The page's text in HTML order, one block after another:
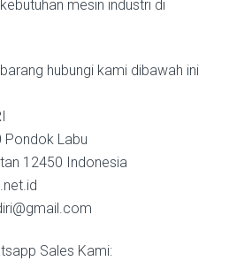
mesin industri di
hubungi kami dibawah ini
Pondok Labu
12450 Indonesia
Sales Kami: